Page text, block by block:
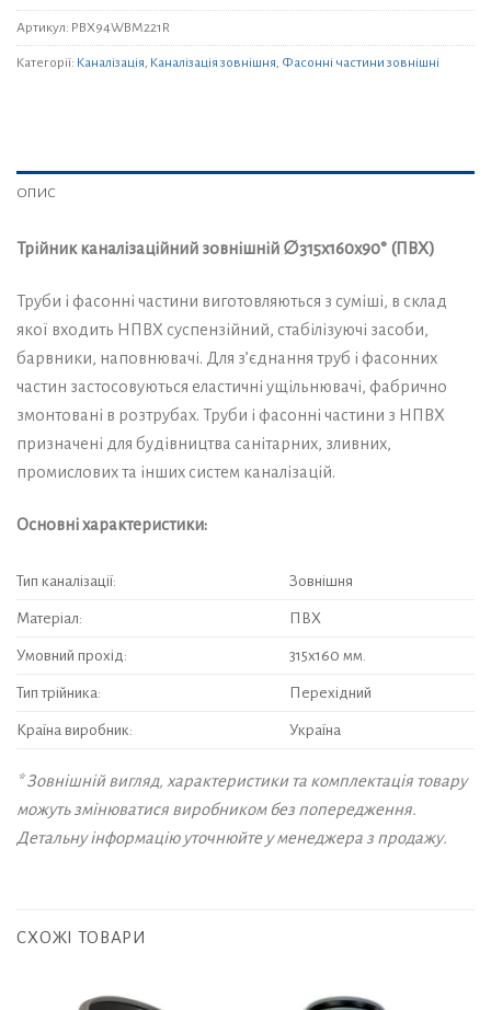
Артикул: PBX94WBM221R
Категорії: Каналізація, Каналізація зовнішня, Фасонні частини зовнішні
ОПИС
Трійник каналізаційний зовнішній ∅315х160х90° (ПВХ)
Труби і фасонні частини виготовляються з суміші, в склад
якої входить НПВХ суспензійний, стабілізуючі засоби,
барвники, наповнювачі. Для з’єднання труб і фасонних
частин застосовуються еластичні ущільнювачі, фабрично
змонтовані в розтрубах. Труби і фасонні частини з НПВХ
призначені для будівництва санітарних, зливних,
промислових та інших систем каналізацій.
Основні характеристики:
Тип каналізації: Зовнішня
Матеріал: ПВХ
Умовний прохід: 315х160 мм.
Тип трійника: Перехідний
Країна виробник: Україна
* Зовнішній вигляд, характеристики та комплектація товару
можуть змінюватися виробником без попередження.
Детальну інформацію уточнюйте у менеджера з продажу.
СХОЖІ ТОВАРИ